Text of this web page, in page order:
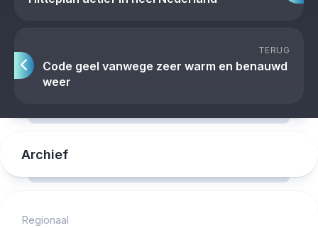
TERUG
Code geel vanwege zeer warm en benauwd
weer
Archief
Regionaal